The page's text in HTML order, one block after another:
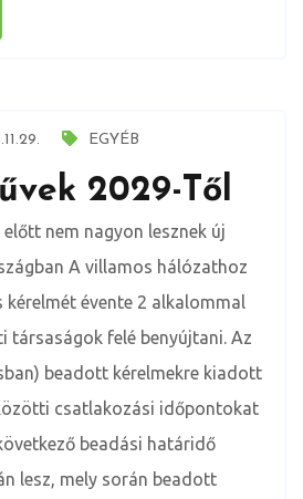
EGYÉB
2029-Től
nem nagyon lesznek új
A villamos hálózathoz
évente 2 alkalommal
társaságok felé benyújtani. Az
beadott kérelmekre kiadott
csatlakozási időpontokat
beadási határidő
lesz, mely során beadott